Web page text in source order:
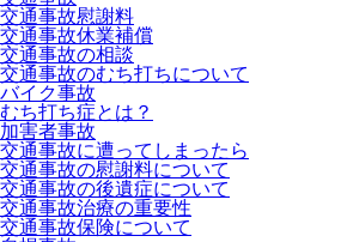
交通事故慰謝料
交通事故休業補償
交通事故の相談
交通事故のむち打ちについて
バイク事故
むち打ち症とは？
加害者事故
交通事故に遭ってしまったら
交通事故の慰謝料について
交通事故の後遺症について
交通事故治療の重要性
交通事故保険について